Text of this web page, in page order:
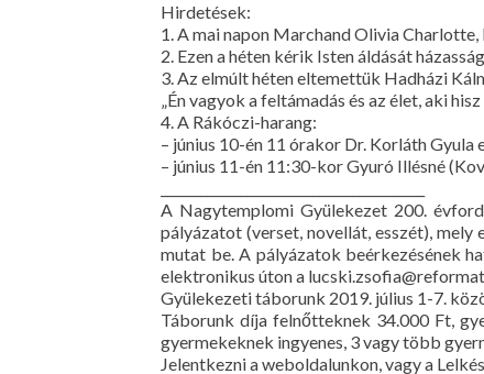
Hirdetések:
1. A mai napon Marchand Olivia
2. Ezen a héten kérik Isten áldását
3. Az elmúlt héten eltemettük Hadházi
„Én vagyok a feltámadás és az élet, aki
4. A Rákóczi-harang:
– június 10-én 11 órakor Dr. Korláth
– június 11-én 11:30-kor Gyuró Illésné
A Nagytemplomi Gyülekezet 200.
pályázatot (verset, novellát, esszét),
mutat be. A pályázatok beérkezésének
elektronikus úton a lucski.zsofia@reformatus.hu
Gyülekezeti táborunk 2019. július 1-7.
Táborunk díja felnőtteknek 34.000 Ft,
gyermekeknek ingyenes, 3 vagy több
Jelentkezni a weboldalunkon, vagy a